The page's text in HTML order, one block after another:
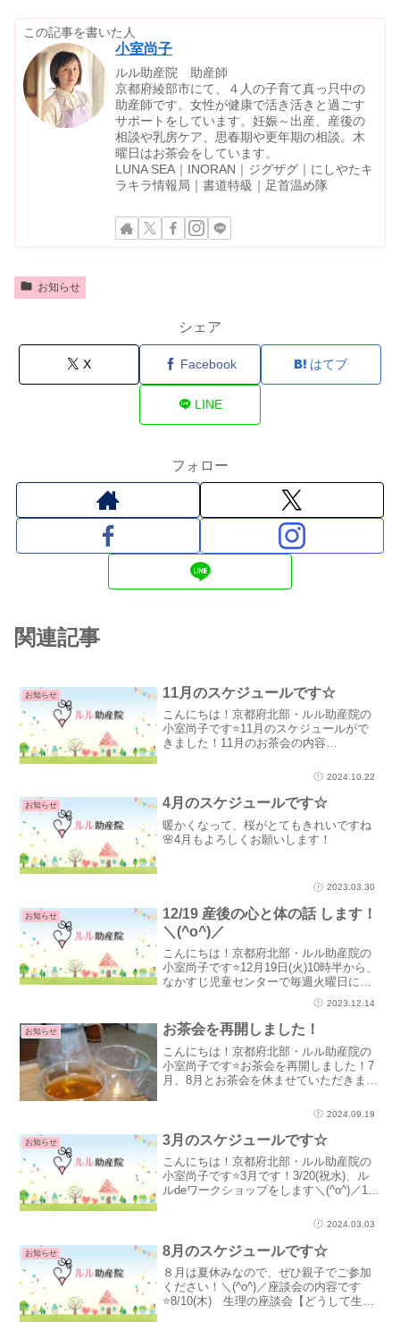
この記事を書いた人
小室尚子
ルル助産院 助産師
京都府綾部市にて、４人の子育て真っ只中の
助産師です。女性が健康で活き活きと過ごす
サポートをしています。妊娠～出産、産後の
相談や乳房ケア、思春期や更年期の相談。木
曜日はお茶会をしています。
LUNA SEA｜INORAN｜ジグザグ｜にしやたキ
ラキラ情報局｜書道特級｜足首温め隊
お知らせ
シェア
X Facebook はてブ
LINE
フォロー
関連記事
お知らせ 11月のスケジュールです☆
こんにちは！京都府北部・ルル助産院の
小室尚子です⭐11月のスケジュールがで
きました！11月のお茶会の内容
何色！？】11/21(木) 更年期のお茶会
産ふり...
2024.10.22
お知らせ 4月のスケジュールです☆
暖かくなって、桜がとてもきれいですね
🌸4月もよろしくお願いします！
2023.03.30
お知らせ
12/19 産後の心と体の話 します！
＼(^o^)／
こんにちは！京都府北部・ルル助産院の
小室尚子です⭐12月19日(火)10時半から、
なかすじ児童センターで毎週火曜日にあ
る“みにみにひろば”におじゃまして、【産
後の心と体の話】をします＼(^o^)／産後
はホルモンのせいで情緒不安定になりや
すい...
2023.12.14
お知らせ お茶会を再開しました！
こんにちは！京都府北部・ルル助産院の
小室尚子です⭐お茶会を再開しました！7
月、8月とお茶会を休ませていただきまし
が、スケジュールにあげていなかったの
で、ご迷惑をおかけしました。お休みを
もらって、自分の...
2024.09.19
お知らせ 3月のスケジュールです☆
こんにちは！京都府北部・ルル助産院の
小室尚子です⭐3月です！3/20(祝水)、ル
ルdeワークショップをします＼(^o^)／11
時間を過ごせるイベントです⭐場所は上八
2024.03.03
お知らせ 8月のスケジュールです☆
８月は夏休みなので、ぜひ親子でご参加
ください！＼(^o^)／座談会の内容です
⭐8/10(木) 生理の座談会【どうして生理